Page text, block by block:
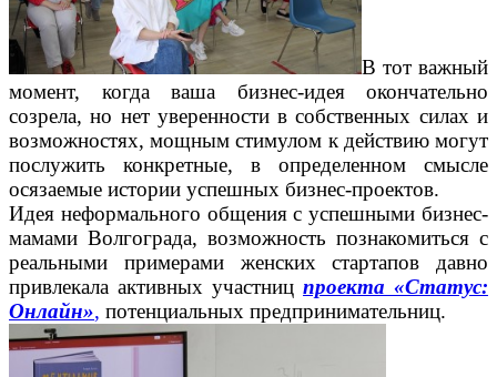
В тот важный
момент, когда ваша бизнес-идея окончательно
созрела, но нет уверенности в собственных силах и
возможностях, мощным стимулом к действию могут
послужить конкретные, в определенном смысле
осязаемые истории успешных бизнес-проектов.
Идея неформального общения с успешными бизнес-
мамами Волгограда, возможность познакомиться с
реальными примерами женских стартапов давно
привлекала активных участниц проекта «Статус:
Онлайн», потенциальных предпринимательниц.